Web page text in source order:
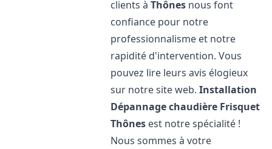
clients àThônes nous font
confiance pour notre
professionnalisme et notre
rapidité d'intervention. Vous
pouvez lire leurs avis élogieux
sur notre site web.Installation
Dépannage chaudière Frisquet
Thônes est notre spécialité !
Nous sommes à votre